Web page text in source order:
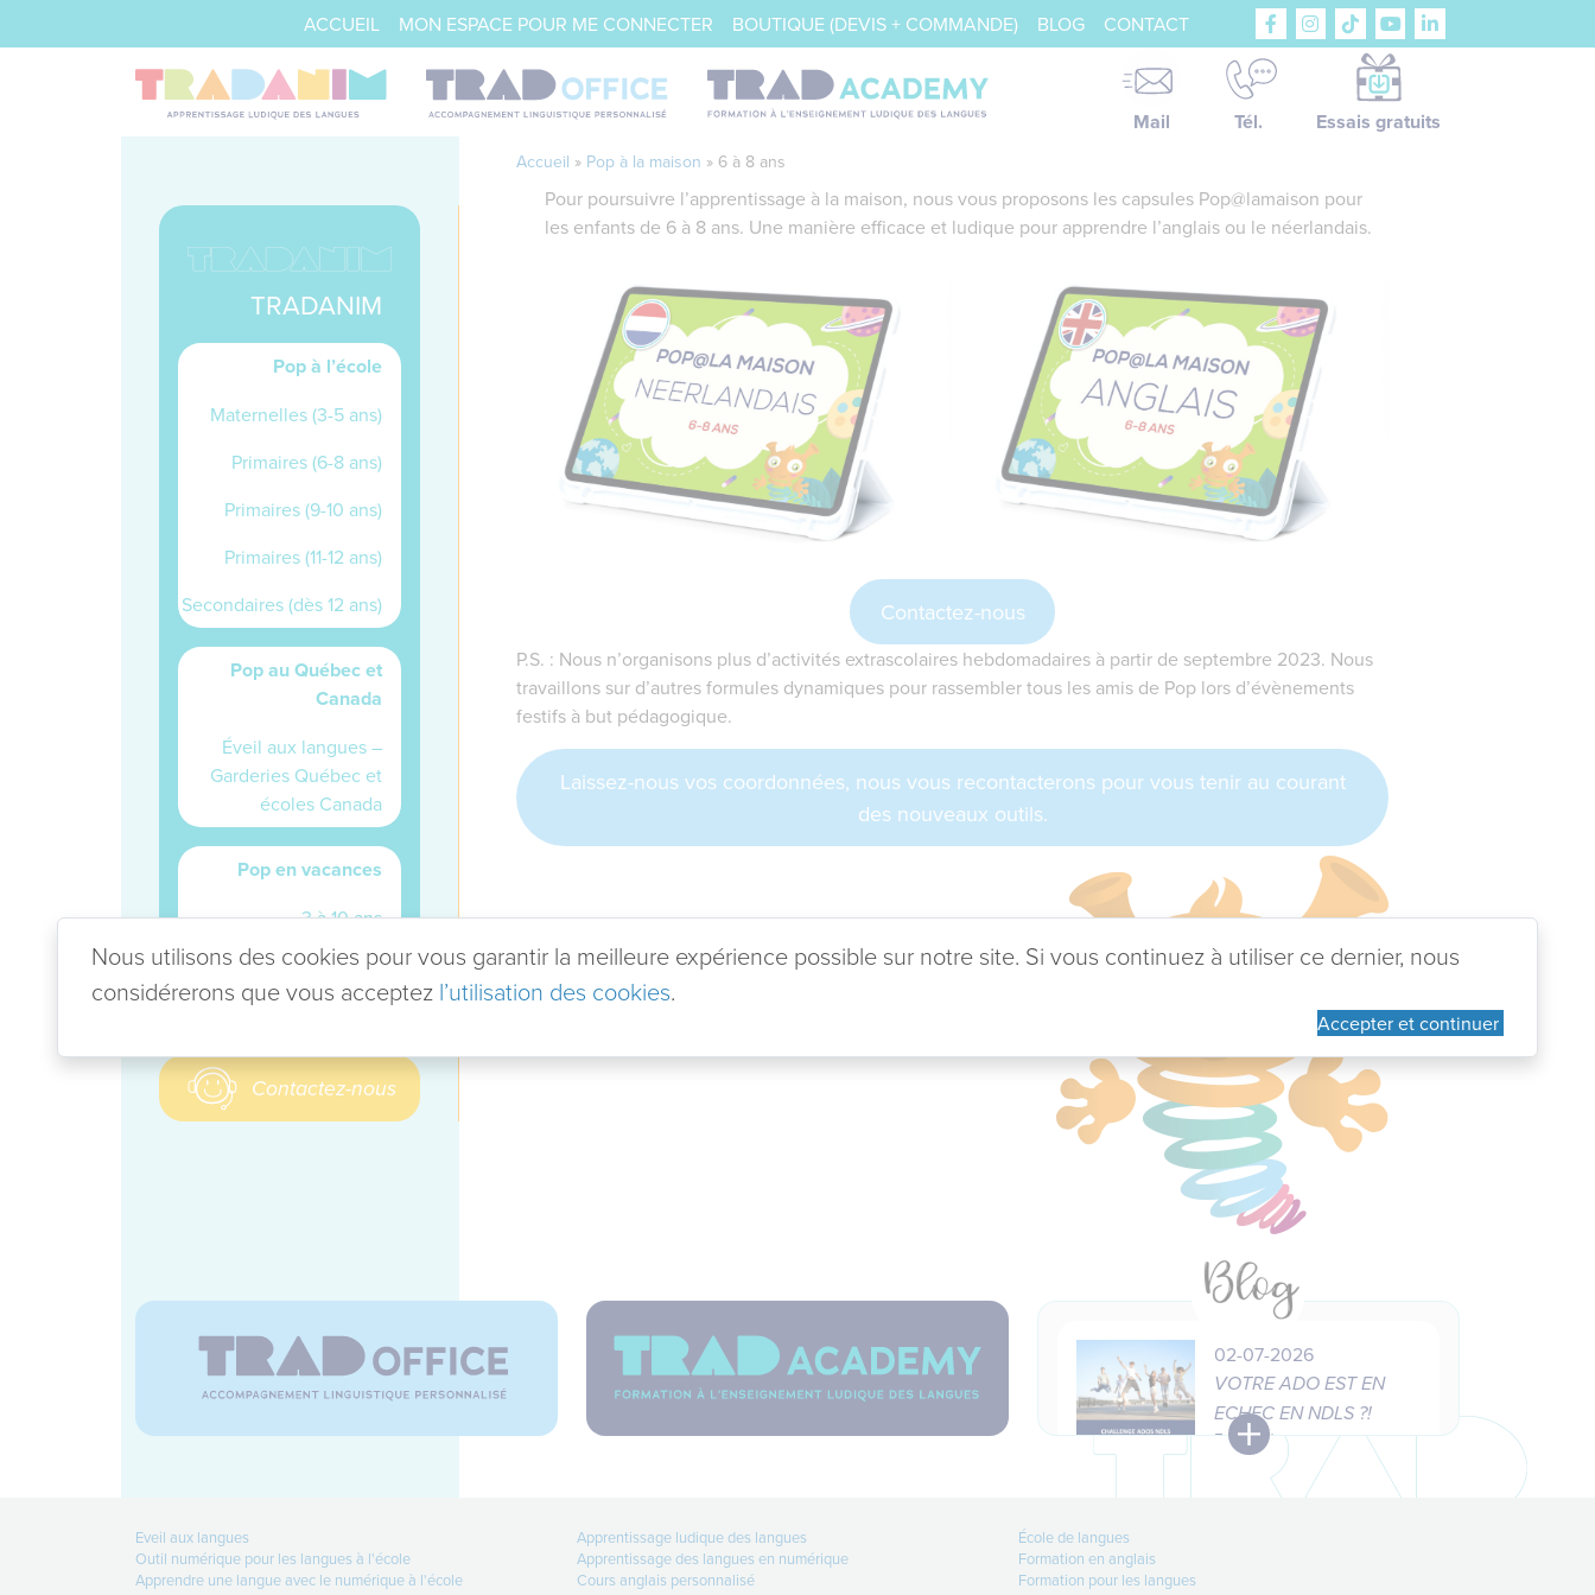
ACCUEIL MON ESPACE POUR ME CONNECTER BOUTIQUE (DEVIS + COMMANDE) BLOG CONTACT
Mail Tél. Essais gratuits
TRADANIM
Pop à l’école
Maternelles (3-5 ans)
Primaires (6-8 ans)
Primaires (9-10 ans)
Primaires (11-12 ans)
Secondaires (dès 12 ans)
Pop au Québec et
Canada
Éveil aux langues –
Garderies Québec et
écoles Canada
Pop en vacances
3 à 10 ans
12 à 16 ans
Contactez-nous
Accueil » Pop à la maison » 6 à 8 ans
Pour poursuivre l’apprentissage à la maison, nous vous proposons les capsules Pop@lamaison pour
les enfants de 6 à 8 ans. Une manière efficace et ludique pour apprendre l’anglais ou le néerlandais.
Contactez-nous
P.S. : Nous n’organisons plus d’activités extrascolaires hebdomadaires à partir de septembre 2023. Nous
travaillons sur d’autres formules dynamiques pour rassembler tous les amis de Pop lors d’évènements
festifs à but pédagogique.
Laissez-nous vos coordonnées, nous vous recontacterons pour vous tenir au courant
des nouveaux outils.
02-07-2026
VOTRE ADO EST EN
ECHEC EN NDLS ?!
5 jours à ne pas manquer
Lire +
Eveil aux langues
Outil numérique pour les langues à l'école
Apprendre une langue avec le numérique à l'école
Apprentissage ludique des langues
Apprentissage des langues en numérique
Cours anglais personnalisé
École de langues
Formation en anglais
Formation pour les langues
Nous utilisons des cookies pour vous garantir la meilleure expérience possible sur notre site. Si vous continuez à utiliser ce dernier, nous
considérerons que vous acceptez l’utilisation des cookies.
Accepter et continuer